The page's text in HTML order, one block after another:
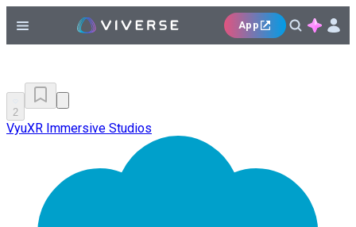
App
2
VyuXR Immersive Studios